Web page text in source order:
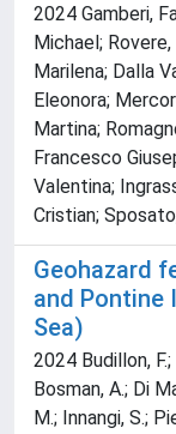
2024 Gamberi,
Michael;
Marilena; Dalla
Eleonora;
Martina;
Francesco
Valentina;
Cristian;
Geohazard
and Pontine
Sea)
2024 Budillon,
Bosman, A.; Di
M.; Innangi, S.;